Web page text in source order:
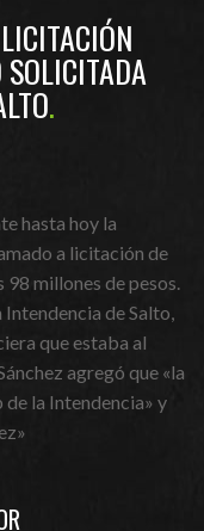
hasta hoy la
a licitación de
98 millones de pesos.
Intendencia de Salto,
que estaba al
agregó que «la
la Intendencia» y